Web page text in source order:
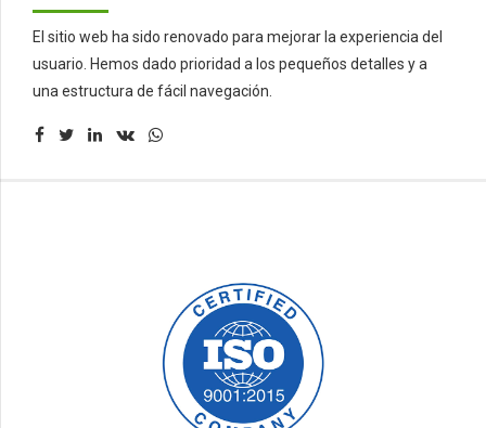
El sitio web ha sido renovado para mejorar la experiencia del
usuario. Hemos dado prioridad a los pequeños detalles y a
una estructura de fácil navegación.